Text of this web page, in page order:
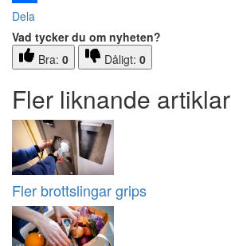
Dela
Vad tycker du om nyheten?
Bra: 0 Dåligt: 0
Fler liknande artiklar
Fler brottslingar grips